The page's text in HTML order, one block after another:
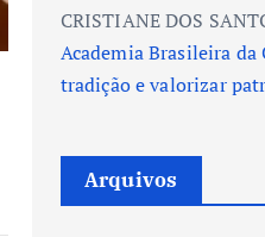
CRISTIANE DOS
Academia Brasileira
tradição e valorizar
Arquivos